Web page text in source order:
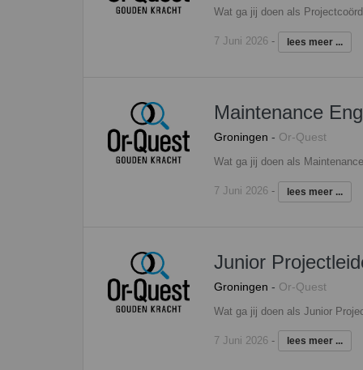
7 Juni 2026- lees meer ...
Maintenance
Groningen - Or-Quest
7 Juni 2026- lees meer ...
Junior
Groningen - Or-Quest
7 Juni 2026- lees meer ...